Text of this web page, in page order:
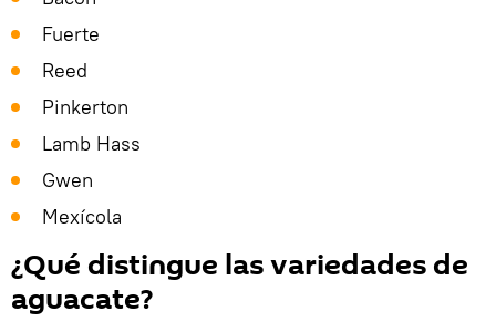
Fuerte
Reed
Pinkerton
Lamb Hass
Gwen
Mexícola
¿Qué distingue las variedades de
aguacate?